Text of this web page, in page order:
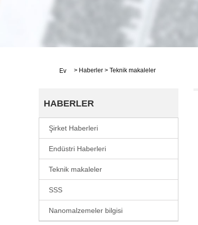
Ev > Haberler > Teknik makaleler
HABERLER
Şirket Haberleri
Endüstri Haberleri
Teknik makaleler
SSS
Nanomalzemeler bilgisi